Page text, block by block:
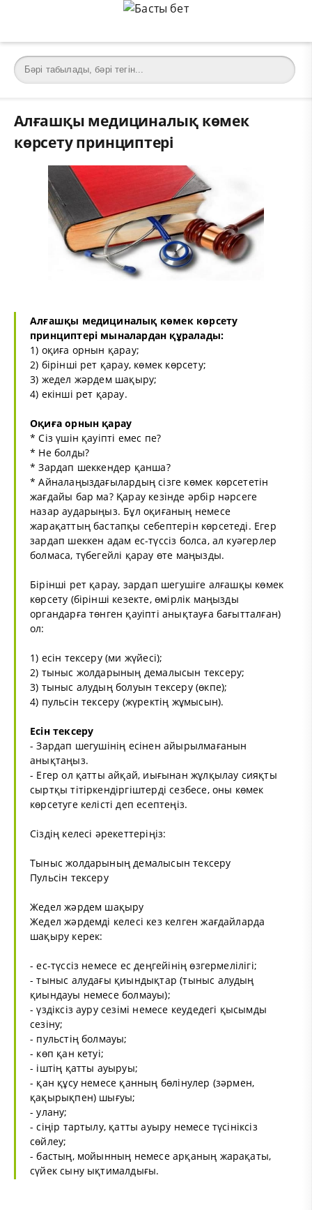
Алғашқы медициналық көмек
көрсету принциптері
Алғашқы медициналық көмек көрсету
принциптері мыналардан құралады:
1) оқиға орнын қарау;
2) бірінші рет қарау, көмек көрсету;
3) жедел жәрдем шақыру;
4) екінші рет қарау.
Оқиға орнын қарау
* Сіз үшін қауіпті емес пе?
* Не болды?
* Зардап шеккендер қанша?
* Айналаңыздағылардың сізге көмек көрсететін
жағдайы бар ма? Қарау кезінде әрбір нәрсеге
назар аударыңыз. Бұл оқиғаның немесе
жарақаттың бастапқы себептерін көрсетеді. Егер
зардап шеккен адам ес-түссіз болса, ал куәгерлер
болмаса, түбегейлі қарау өте маңызды.
Бірінші рет қарау, зардап шегушіге алғашқы көмек
көрсету (бірінші кезекте, өмірлік маңызды
органдарға төнген қауіпті анықтауға бағытталған)
ол:
1) есін тексеру (ми жүйесі);
2) тыныс жолдарының демалысын тексеру;
3) тыныс алудың болуын тексеру (өкпе);
4) пульсін тексеру (жүректің жұмысын).
Есін тексеру
- Зардап шегушінің есінен айырылмағанын
анықтаңыз.
- Егер ол қатты айқай, иығынан жұлқылау сияқты
сыртқы тітіркендіргіштерді сезбесе, оны көмек
көрсетуге келісті деп есептеңіз.
Сіздің келесі әрекеттеріңіз:
Тыныс жолдарының демалысын тексеру
Пульсін тексеру
Жедел жәрдем шақыру
Жедел жәрдемді келесі кез келген жағдайларда
шақыру керек:
- ес-түссіз немесе ес деңгейінің өзгермелілігі;
- тыныс алудағы қиындықтар (тыныс алудың
қиындауы немесе болмауы);
- үздіксіз ауру сезімі немесе кеудедегі қысымды
сезіну;
- пульстің болмауы;
- көп қан кетуі;
- іштің қатты ауыруы;
- қан құсу немесе қанның бөлінулер (зәрмен,
қақырықпен) шығуы;
- улану;
- сіңір тартылу, қатты ауыру немесе түсініксіз
сөйлеу;
- бастың, мойынның немесе арқаның жарақаты,
сүйек сыну ықтималдығы.